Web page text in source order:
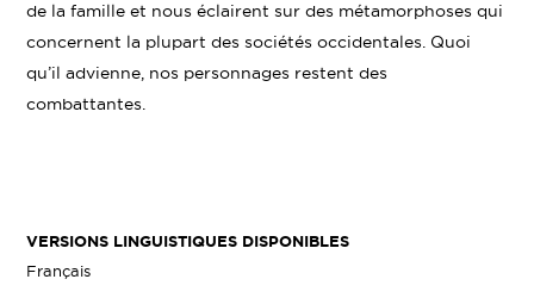
de la famille et nous éclairent sur des métamorphoses qui
concernent la plupart des sociétés occidentales. Quoi
qu’il advienne, nos personnages restent des
combattantes.
VERSIONS LINGUISTIQUES DISPONIBLES
Français